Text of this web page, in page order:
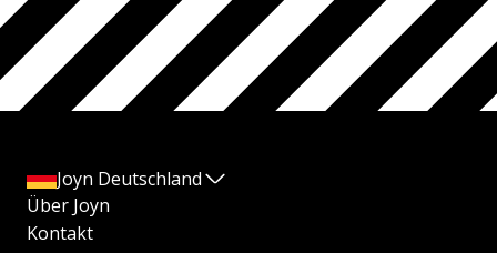
Joyn Deutschland
Über Joyn
Kontakt